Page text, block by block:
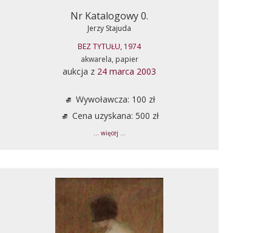
Nr Katalogowy 0.
Jerzy Stajuda
BEZ TYTUŁU, 1974
akwarela, papier
aukcja z 24 marca 2003
Wywoławcza: 100 zł
Cena uzyskana: 500 zł
... więcej ...